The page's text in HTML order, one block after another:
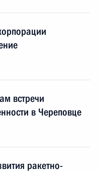
встречи
в Череповце
ракетно-